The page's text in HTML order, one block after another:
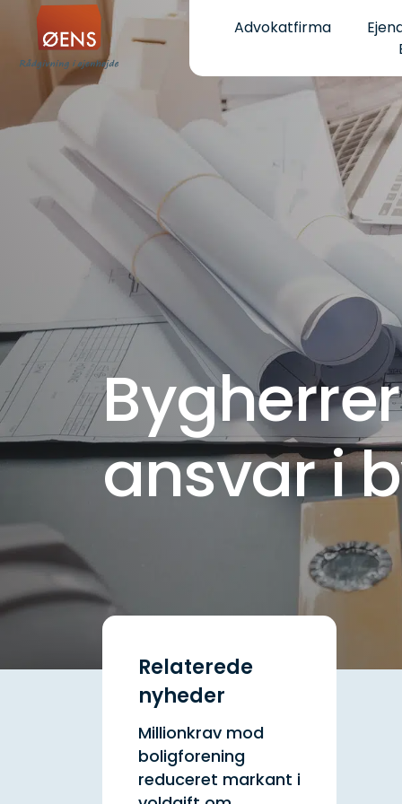
content
Advokatfirma
ansvar i
Relaterede
nyheder
Millionkrav mod
boligforening
reduceret markant i